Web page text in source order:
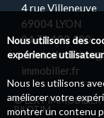
4 rue Villeneuve
69004 LYON
04 72 100 100
immobilier.fr
© LERY IMMOBILIER
PILOTIM
Nous utilisons des
expérience
Nous les utilisons
améliorer votre
montrer un contenu